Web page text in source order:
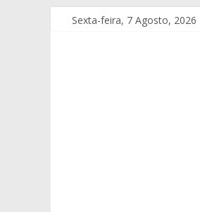
Sexta-feira, 7 Agosto, 2026